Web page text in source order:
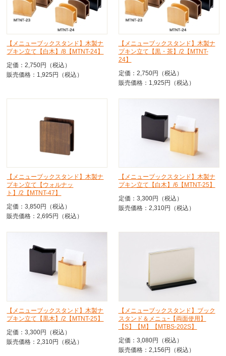
【メニューブックスタンド】木製ナ
プキン立て【白木】/8【MTNT-24】
定価：2,750円（税込）
販売価格：1,925円（税込）
【メニューブックスタンド】木製ナ
プキン立て【黒・茶】/2【MTNT-
24】
定価：2,750円（税込）
販売価格：1,925円（税込）
【メニューブックスタンド】木製ナ
プキン立て【ウォルナッ
ト】/2【MTNT-47】
定価：3,850円（税込）
販売価格：2,695円（税込）
【メニューブックスタンド】木製ナ
プキン立て【白木】/6【MTNT-25】
定価：3,300円（税込）
販売価格：2,310円（税込）
【メニューブックスタンド】木製ナ
プキン立て【黒木】/2【MTNT-25】
定価：3,300円（税込）
販売価格：2,310円（税込）
【メニューブックスタンド】ブック
スタンド＆メニュｰ【両面使用】
【S】【M】【MTBS-202S】
定価：3,080円（税込）
販売価格：2,156円（税込）